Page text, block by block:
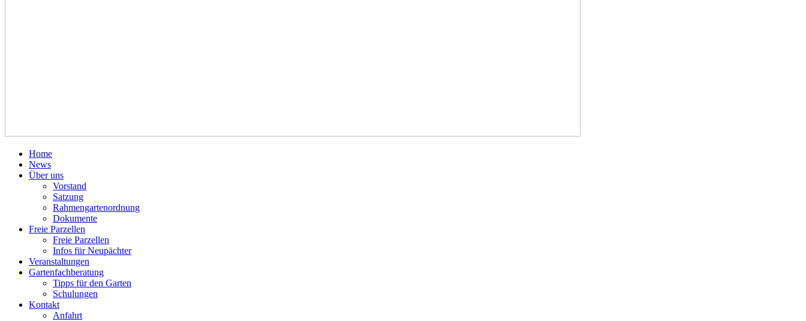
Home
News
Über uns
Vorstand
Satzung
Rahmengartenordnung
Dokumente
Freie Parzellen
Freie Parzellen
Infos für Neupächter
Veranstaltungen
Gartenfachberatung
Tipps für den Garten
Schulungen
Kontakt
Anfahrt